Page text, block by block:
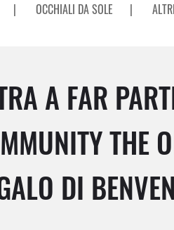
| OCCHIALI DA SOLE |
A FAR
THE
DI